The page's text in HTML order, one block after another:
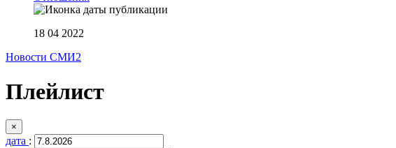
18 04 2022
Новости СМИ2
Плейлист
×
дата :